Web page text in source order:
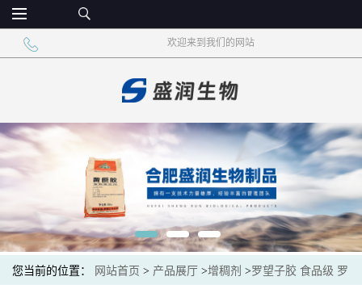
欢迎来到我们的网站
您当前的位置： 网站首页 > 产品展厅 >增稠剂 >罗望子胶 食品级 罗